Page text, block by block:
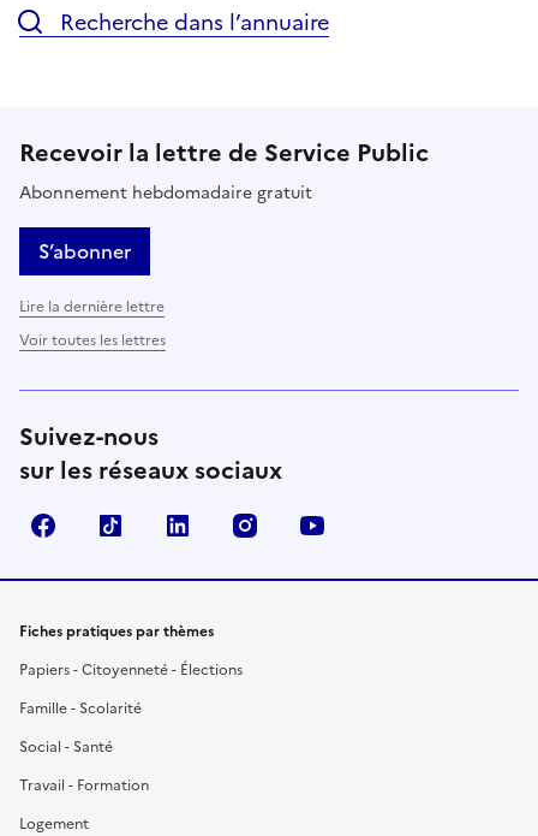
Recherche dans l’annuaire
Recevoir la lettre de Service Public
Abonnement hebdomadaire gratuit
S’abonner
Lire la dernière lettre
Voir toutes les lettres
Suivez-nous
sur les réseaux sociaux
FacebookTikTok LinkedIn Instagram
Fiches pratiques par thèmes
Papiers - Citoyenneté - Élections
Famille - Scolarité
Social - Santé
Travail - Formation
Logement